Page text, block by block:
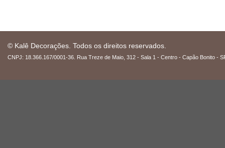
© Kalê Decorações. Todos os direitos reservados.
CNPJ: 18.366.167/0001-36. Rua Treze de Maio, 312 - Sala 1 - Centro - Capão Bonito -